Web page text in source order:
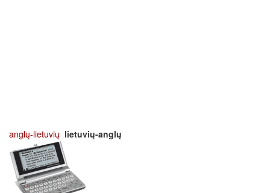
anglų-lietuvių lietuvių-anglų